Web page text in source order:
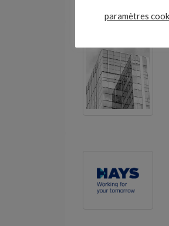
paramètres